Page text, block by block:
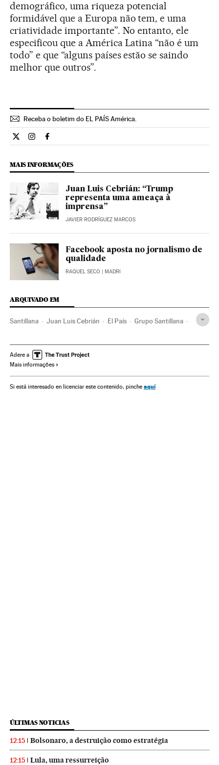
demográfico, uma riqueza potencial
formidável que a Europa não tem, e uma
criatividade importante”. No entanto, ele
especificou que a América Latina “não é um
todo” e que “alguns países estão se saindo
melhor que outros”.
Receba o boletim do EL PAÍS América.
Economia El País Brasil en Twitter
Economia El País Brasil en Instagram
Economia El País Brasil en Facebook
MAIS INFORMAÇÕES
Juan Luis Cebrián: “Trump
representa uma ameaça à
imprensa”
JAVIER RODRÍGUEZ MARCOS
Facebook aposta no jornalismo de
qualidade
RAQUEL SECO | MADRI
ARQUIVADO EM
Santillana Juan Luis Cebrián El País Grupo Santillana
Imprensa Grupo comunicación
América Empresas
Espanha Comunicação Indústria cultural Cultura
Adere a
Mais informações
Si está interesado en licenciar este contenido, pinche aquí
ÚLTIMAS NOTICIAS
12:15 Bolsonaro, a destruição como estratégia
12:15 Lula, uma ressurreição